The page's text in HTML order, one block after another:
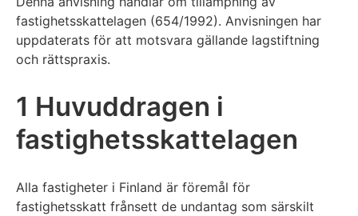
fastighetsskattelagen (654/1992). Anvisningen har
uppdaterats för att motsvara gällande lagstiftning
och rättspraxis.
1 Huvuddragen i
fastighetsskattelagen
Alla fastigheter i Finland är föremål för
fastighetsskatt frånsett de undantag som särskilt